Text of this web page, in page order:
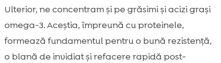
Ulterior, ne concentram și pe grăsimi și acizi grași
omega-3. Aceștia, împreună cu proteinele,
formează fundamentul pentru o bună rezistență,
o blană de invidiat și refacere rapidă post-